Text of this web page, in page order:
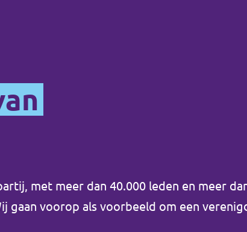
met meer dan 40.000 leden en meer
gaan voorop als voorbeeld om een